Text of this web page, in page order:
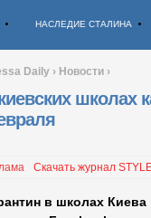
НАСЛЕДИЕ СТАЛИНА
Daily › Новости ›
школах
Скачать журнал
в школах